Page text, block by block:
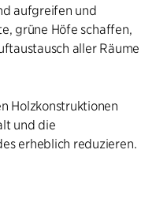
aufgreifen und
grüne Höfe schaffen,
aller Räume
Holzkonstruktionen
und die
erheblich reduzieren.